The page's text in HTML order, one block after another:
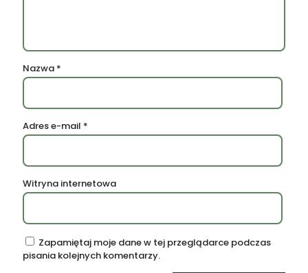
Nazwa *
Adres e-mail *
Witryna internetowa
Zapamiętaj moje dane w tej przeglądarce podczas
pisania kolejnych komentarzy.